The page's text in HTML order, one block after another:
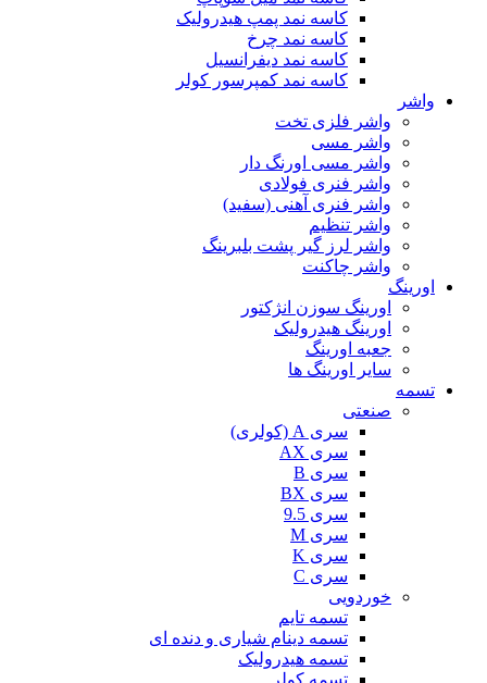
کاسه نمد پمپ هیدرولیک
کاسه نمد چرخ
کاسه نمد دیفرانسیل
کاسه نمد کمپرسور کولر
واشر
واشر فلزی تخت
واشر مسی
واشر مسی اورنگ دار
واشر فنری فولادی
واشر فنری آهنی (سفید)
واشر تنظیم
واشر لرز گیر پشت بلبرینگ
واشر چاکنت
اورینگ
اورینگ سوزن انژکتور
اورینگ هیدرولیک
جعبه اورینگ
سایر اورینگ ها
تسمه
صنعتی
سری A (کولری)
سری AX
سری B
سری BX
سری 9.5
سری M
سری K
سری C
خوردویی
تسمه تایم
تسمه دینام شیاری و دنده ای
تسمه هیدرولیک